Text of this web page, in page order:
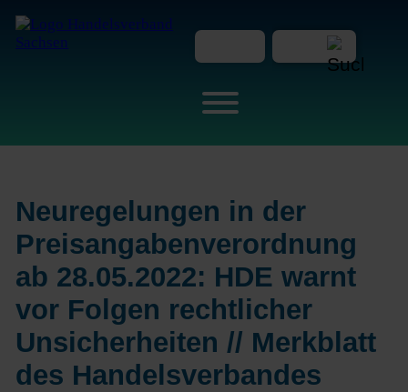
Neuregelungen in der
Preisangabenverordnung
ab 28.05.2022: HDE warnt
vor Folgen rechtlicher
Unsicherheiten // Merkblatt
des Handelsverbandes